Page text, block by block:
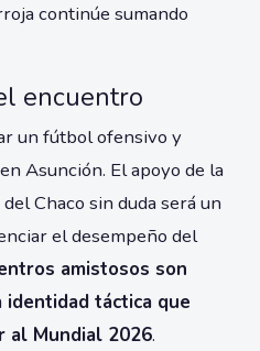
continúe sumando
encuentro
un fútbol ofensivo y
Asunción. El apoyo de la
Chaco sin duda será un
el desempeño del
amistosos son
táctica que
al Mundial 2026.